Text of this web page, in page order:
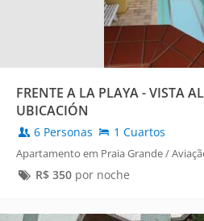
FRENTE A LA PLAYA - VISTA
UBICACIÓN
6 Personas 1 Cuartos
Apartamento em Praia Grande /
R$ 350por noche